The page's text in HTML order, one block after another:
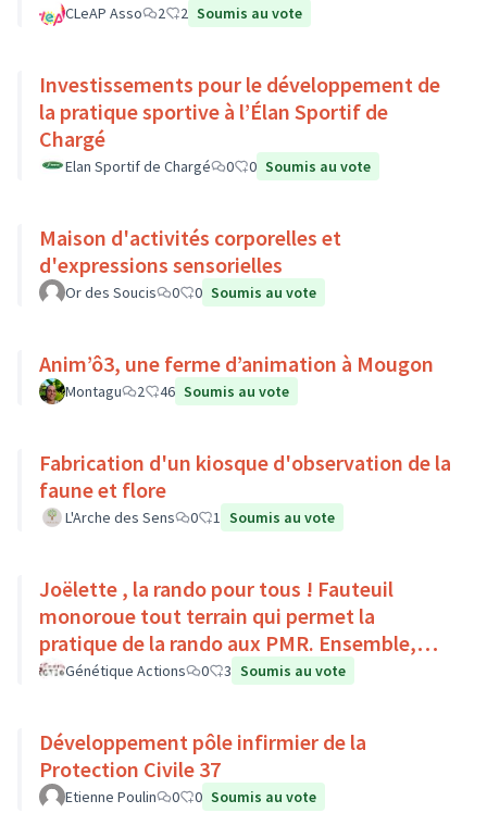
CLeAP Asso 2 2 Soumis au vote
Investissements pour le développement de
la pratique sportive à l’Élan Sportif de
Chargé
Elan Sportif de Chargé 0 0 Soumis au vote
Maison d'activités corporelles et
d'expressions sensorielles
Or des Soucis 0 0 Soumis au vote
Anim’ô3, une ferme d’animation à Mougon
Montagu 2 46 Soumis au vote
Fabrication d'un kiosque d'observation de la
faune et flore
L'Arche des Sens 0 1 Soumis au vote
Joëlette , la rando pour tous ! Fauteuil
monoroue tout terrain qui permet la
pratique de la rando aux PMR. Ensemble,
faisons du sport :)
Génétique Actions 0 3 Soumis au vote
Développement pôle infirmier de la
Protection Civile 37
Etienne Poulin 0 0 Soumis au vote